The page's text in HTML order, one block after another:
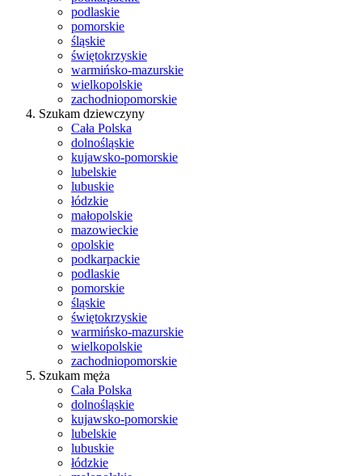
podlaskie
pomorskie
śląskie
świętokrzyskie
warmińsko-mazurskie
wielkopolskie
zachodniopomorskie
Szukam dziewczyny
Cała Polska
dolnośląskie
kujawsko-pomorskie
lubelskie
lubuskie
łódzkie
małopolskie
mazowieckie
opolskie
podkarpackie
podlaskie
pomorskie
śląskie
świętokrzyskie
warmińsko-mazurskie
wielkopolskie
zachodniopomorskie
Szukam męża
Cała Polska
dolnośląskie
kujawsko-pomorskie
lubelskie
lubuskie
łódzkie